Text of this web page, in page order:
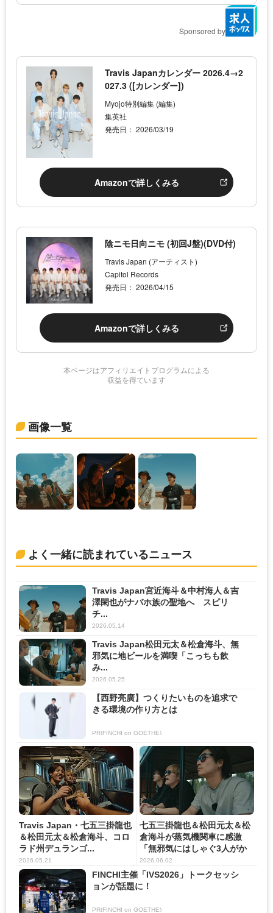
Sponsored by
Travis Japanカレンダー 2026.4→2
027.3 ([カレンダー])
Myojo特別編集 (編集)
集英社
発売日： 2026/03/19
Amazonで詳しくみる
陰ニモ日向ニモ (初回J盤)(DVD付)
Travis Japan (アーティスト)
Capitol Records
発売日： 2026/04/15
Amazonで詳しくみる
本ページはアフィリエイトプログラムによる
収益を得ています
画像一覧
よく一緒に読まれているニュース
Travis Japan宮近海斗＆中村海人＆吉
澤閑也がナバホ族の聖地へ スピリ
チ...
2026.05.14
Travis Japan松田元太＆松倉海斗、無
邪気に地ビールを満喫「こっちも飲
み...
2026.05.25
【西野亮廣】つくりたいものを追求で
きる環境の作り方とは
PR(FINCHI on GOETHE)
Travis Japan・七五三掛龍也
＆松田元太＆松倉海斗、コロ
ラド州デュランゴ...
2026.05.21
七五三掛龍也＆松田元太＆松
倉海斗が蒸気機関車に感激
「無邪気にはしゃぐ3人がか
わい...
2026.06.02
FINCHI主催「IVS2026」トークセッシ
ョンが話題に！
PR(FINCHI on GOETHE)